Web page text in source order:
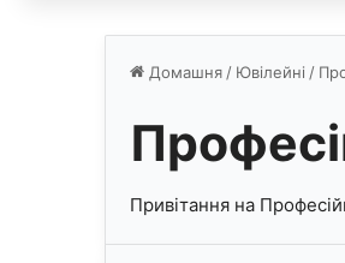
Домашня / Ювілейні /
Привітання на